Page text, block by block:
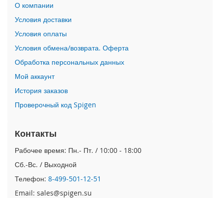
P
h
o
n
e
1
7
P
r
o
i
o
n
e
A
i
r
О компании
Условия доставки
Условия оплаты
Условия обмена/возврата. Оферта
Обработка персональных данных
Мой аккаунт
История заказов
Проверочный код Spigen
Контакты
Рабочее время: Пн.- Пт. / 10:00 - 18:00
Сб.-Вс. / Выходной
Телефон: 8-499-501-12-51
Email: sales@spigen.su